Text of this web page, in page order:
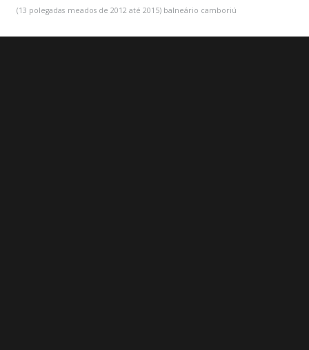
(13 polegadas meados de 2012 até 2015) balneário camboriú